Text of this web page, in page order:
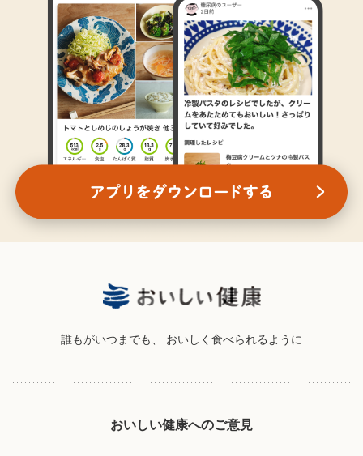
誰もがいつまでも、 おいしく食べられるように
おいしい健康へのご意見